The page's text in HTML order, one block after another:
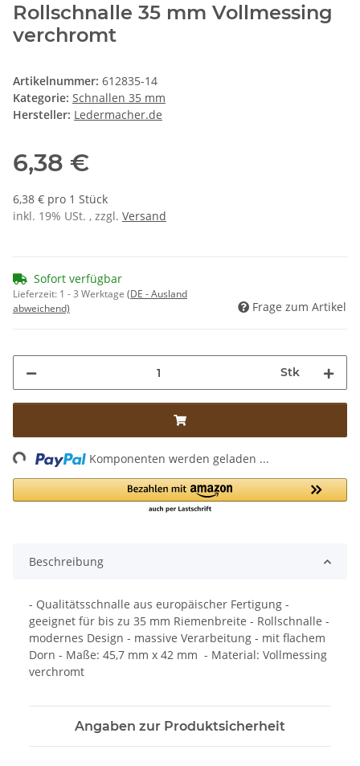
Rollschnalle 35 mm Vollmessing
verchromt
Artikelnummer: 612835-14
Kategorie: Schnallen 35 mm
Hersteller: Ledermacher.de
6,38 €
6,38 € pro 1 Stück
inkl. 19% USt. , zzgl. Versand
Sofort verfügbar
Lieferzeit: 1 - 3 Werktage (DE - Ausland
abweichend)
Frage zum Artikel
Stk
Komponenten werden geladen ...
Beschreibung
- Qualitätsschnalle aus europäischer Fertigung -
geeignet für bis zu 35 mm Riemenbreite - Rollschnalle -
modernes Design - massive Verarbeitung - mit flachem
Dorn - Maße: 45,7 mm x 42 mm - Material: Vollmessing
verchromt
Angaben zur Produktsicherheit